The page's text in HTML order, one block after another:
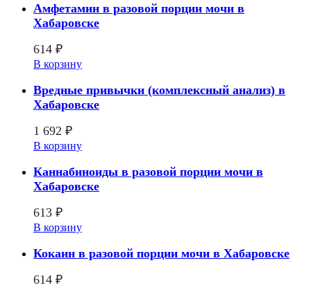
Амфетамин в разовой порции мочи в
Хабаровске
614 ₽
В корзину
Вредные привычки (комплексный анализ) в
Хабаровске
1 692 ₽
В корзину
Каннабиноиды в разовой порции мочи в
Хабаровске
613 ₽
В корзину
Кокаин в разовой порции мочи в Хабаровске
614 ₽